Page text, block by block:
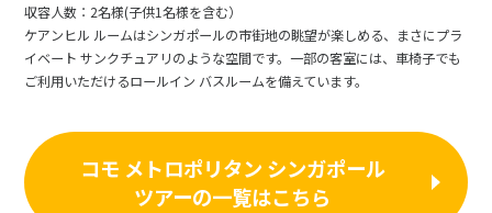
収容人数：2名様(子供1名様を含む）
ケアンヒル ルームはシンガポールの市街地の眺望が楽しめる、まさにプラ
イベート サンクチュアリのような空間です。一部の客室には、車椅子でも
ご利用いただけるロールイン バスルームを備えています。
コモ メトロポリタン シンガポール
ツアーの一覧はこちら